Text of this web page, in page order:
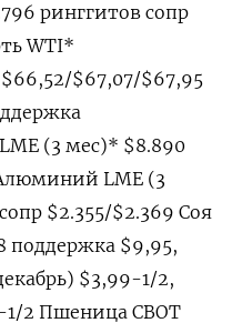
ринггитов сопр
WTI*
$67,07/$67,95
(3 мес)* $8.890
LME (3
$2.355/$2.369 Соя
поддержка $9,95,
$3,99-1/2,
1/2 Пшеница CBOT